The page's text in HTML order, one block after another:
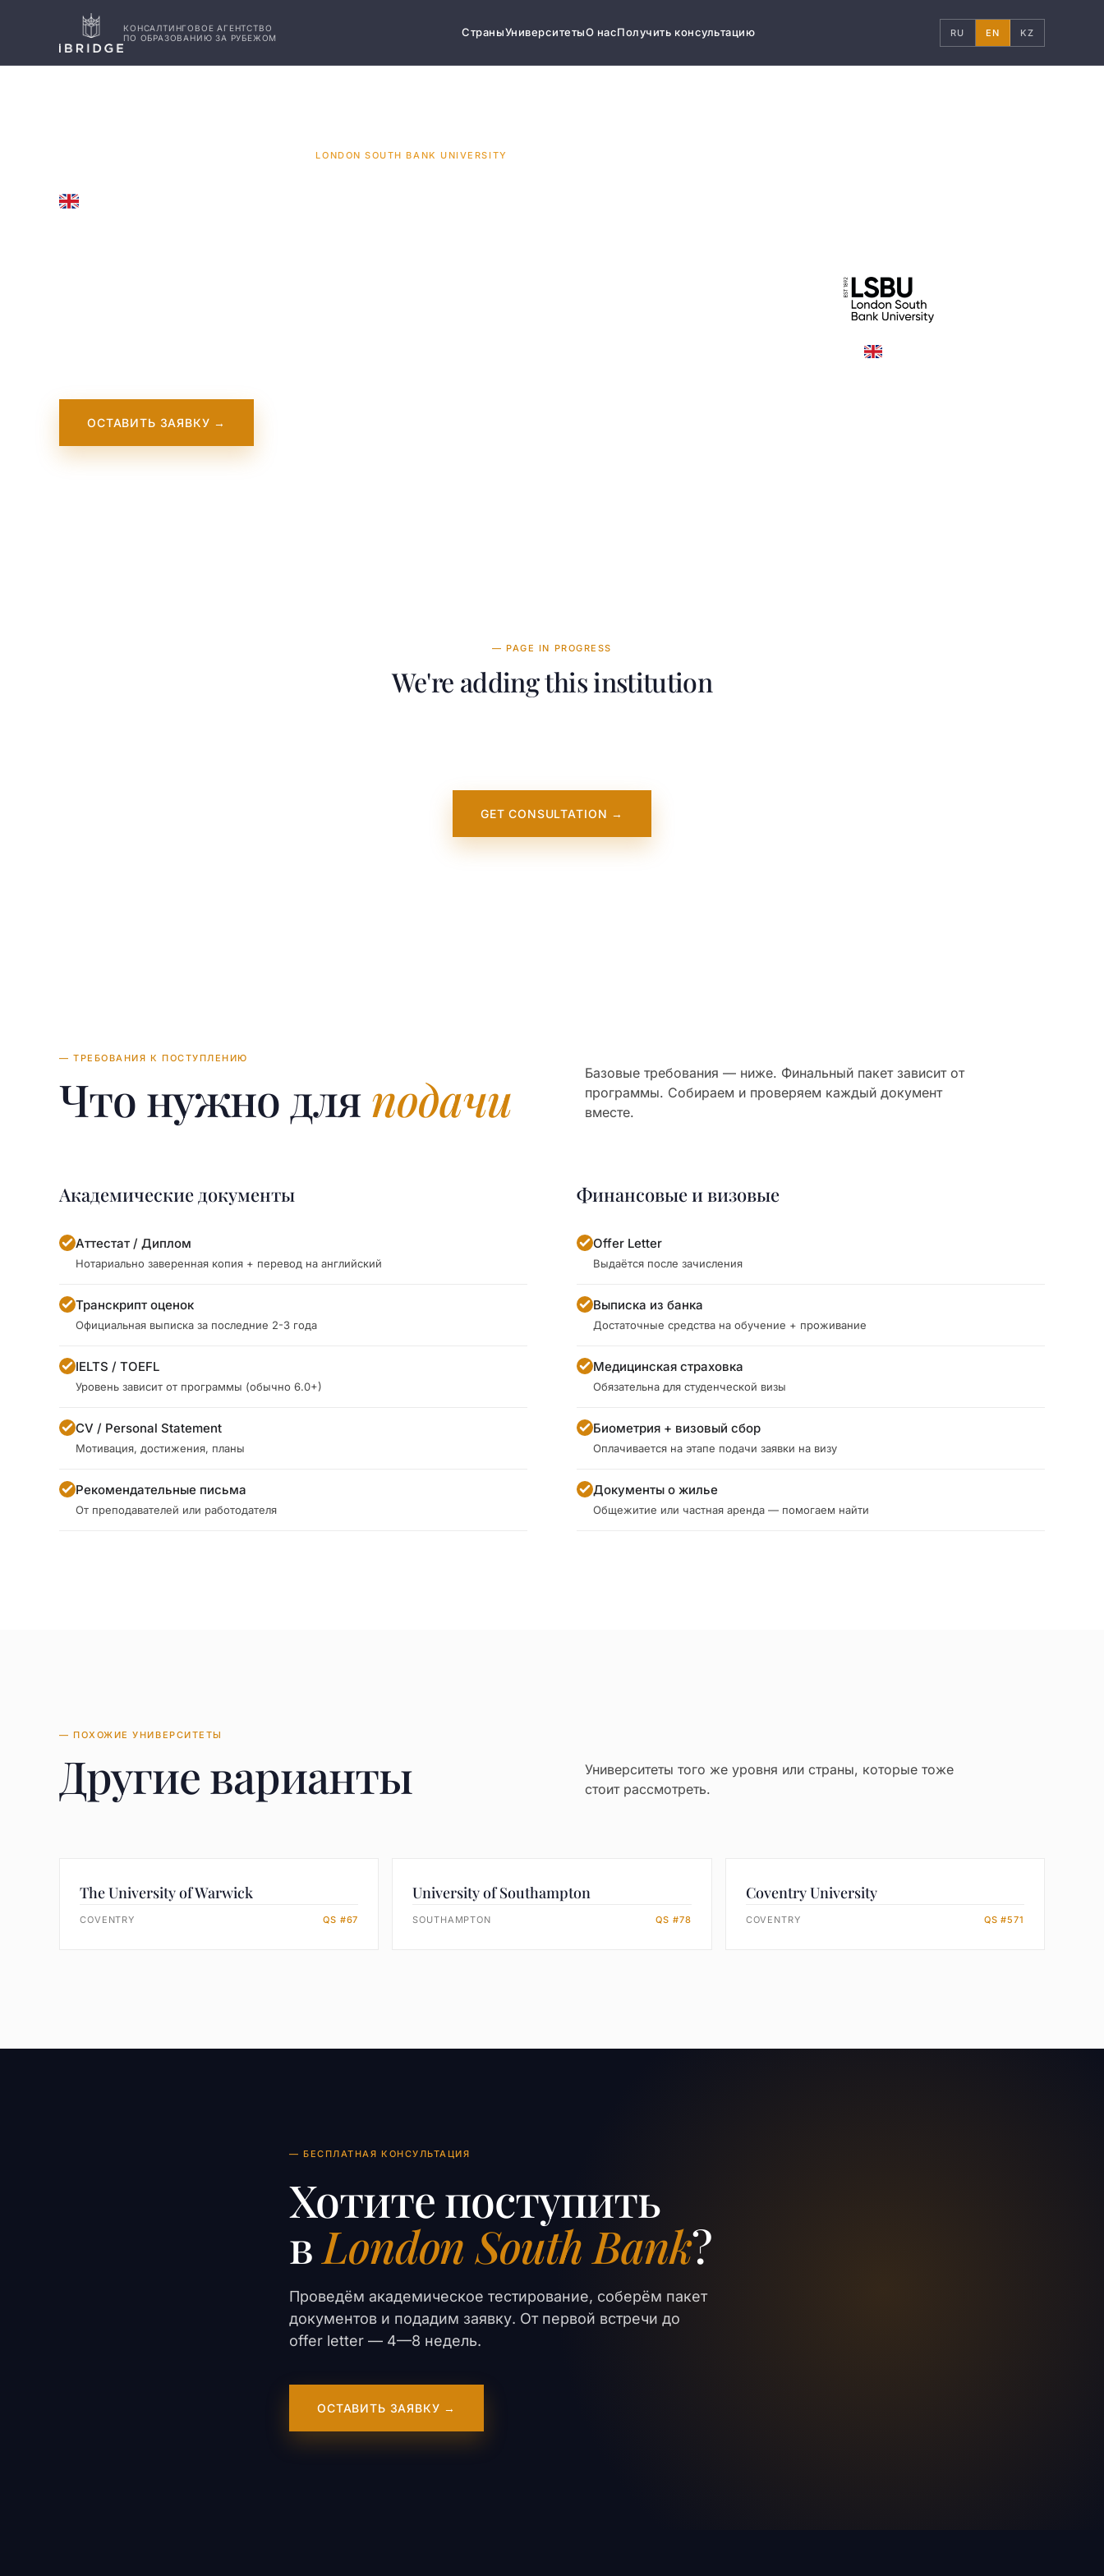
КОНСАЛТИНГОВОЕ АГЕНТСТВО
ПО ОБРАЗОВАНИЮ ЗА РУБЕЖОМ
СтраныУниверситетыО насПолучить консультацию RU EN KZ
/LONDON SOUTH BANK UNIVERSITY
ОСТАВИТЬ ЗАЯВКУ →
— PAGE IN PROGRESS
We're adding this institution
GET CONSULTATION →
— ТРЕБОВАНИЯ К ПОСТУПЛЕНИЮ
Что нужно дляподачи
Базовые требования — ниже. Финальный пакет зависит от
программы. Собираем и проверяем каждый документ
вместе.
Академические документы
Аттестат / Диплом
Нотариально заверенная копия + перевод на английский
Транскрипт оценок
Официальная выписка за последние 2-3 года
IELTS / TOEFL
Уровень зависит от программы (обычно 6.0+)
CV / Personal Statement
Мотивация, достижения, планы
Рекомендательные письма
От преподавателей или работодателя
Финансовые и визовые
Offer Letter
Выдаётся после зачисления
Выписка из банка
Достаточные средства на обучение + проживание
Медицинская страховка
Обязательна для студенческой визы
Биометрия + визовый сбор
Оплачивается на этапе подачи заявки на визу
Документы о жилье
Общежитие или частная аренда — помогаем найти
— ПОХОЖИЕ УНИВЕРСИТЕТЫ
Другие варианты
Университеты того же уровня или страны, которые тоже
стоит рассмотреть.
The University of Warwick
COVENTRY QS #67
University of Southampton
SOUTHAMPTON QS #78
Coventry University
COVENTRY QS #571
— БЕСПЛАТНАЯ КОНСУЛЬТАЦИЯ
Хотите поступить
в London South Bank?
Проведём академическое тестирование, соберём пакет
документов и подадим заявку. От первой встречи до
offer letter — 4—8 недель.
ОСТАВИТЬ ЗАЯВКУ →